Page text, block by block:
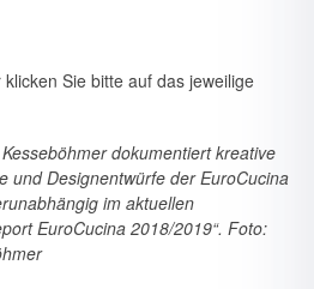
Sie bitte auf das jeweilige
dokumentiert kreative
und Designentwürfe der EuroCucina
im aktuellen
EuroCucina 2018/2019“. Foto: